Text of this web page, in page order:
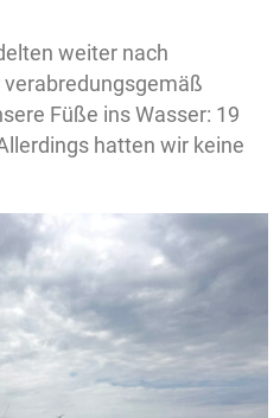
weiter nach
Füße ins Wasser: 19
hatten wir keine